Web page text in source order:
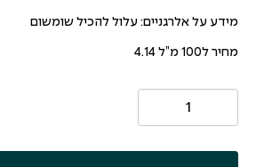
מידע על אלרגניים: עלול להכיל שומשום
מחיר ל100 מ”ל 4.14